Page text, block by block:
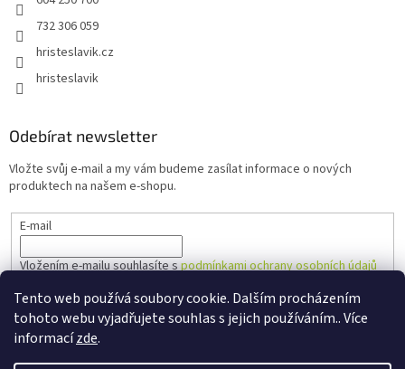
Tento web používá soubory cookie. Dalším procházením
tohoto webu vyjadřujete souhlas s jejich používáním.. Více
informacízde.
732 306 059
hristeslavik.cz
hristeslavik
Odebírat newsletter
Vložte svůj e-mail a my vám budeme zasílat informace o nových
produktech na našem e-shopu.
E-mail
Vložením e-mailu souhlasíte spodmínkami ochrany osobních údajů
PŘIHLÁSIT SE